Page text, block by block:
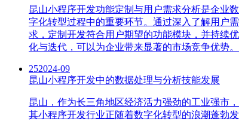
昆山小程序开发功能定制与用户需求分析是企业数
字化转型过程中的重要环节。通过深入了解用户需
求，定制开发符合用户期望的功能模块，并持续优
化与迭代，可以为企业带来显著的市场竞争优势。
252024-09
昆山小程序开发中的数据处理与分析技能发展
昆山，作为长三角地区经济活力强劲的工业强市，
其小程序开发行业正随着数字化转型的浪潮蓬勃发